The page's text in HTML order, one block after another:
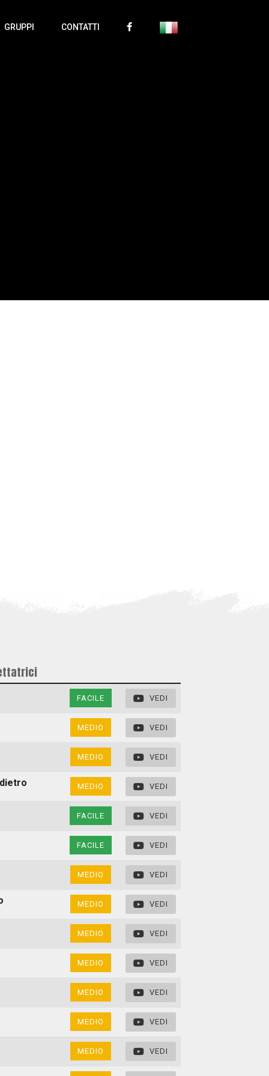
GRUPPI CONTATTI
FACILE VEDI
MEDIO VEDI
MEDIO VEDI
MEDIO VEDI
FACILE VEDI
FACILE VEDI
MEDIO VEDI
MEDIO VEDI
MEDIO VEDI
MEDIO VEDI
MEDIO VEDI
MEDIO VEDI
MEDIO VEDI